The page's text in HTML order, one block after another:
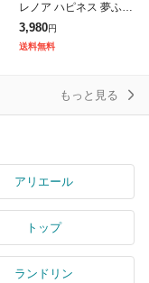
レノア ハピネス 夢ふわ
タッチ 柔軟剤 詰め替え
超特大 1285mL×3個セ
3,980円
送料無料
もっと見る
アリエール
トップ
ランドリン